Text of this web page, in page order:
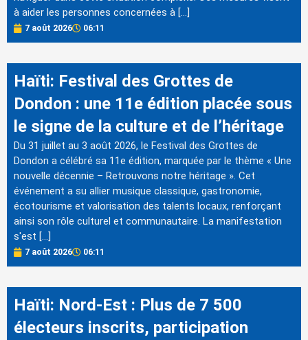
à aider les personnes concernées à […]
7 août 2026 06:11
Haïti: Festival des Grottes de
Dondon : une 11e édition placée sous
le signe de la culture et de l’héritage
Du 31 juillet au 3 août 2026, le Festival des Grottes de
Dondon a célébré sa 11e édition, marquée par le thème « Une
nouvelle décennie – Retrouvons notre héritage ». Cet
événement a su allier musique classique, gastronomie,
écotourisme et valorisation des talents locaux, renforçant
ainsi son rôle culturel et communautaire. La manifestation
s'est […]
7 août 2026 06:11
Haïti: Nord-Est : Plus de 7 500
électeurs inscrits, participation